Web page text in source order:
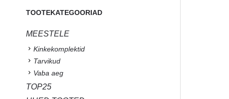
TOOTEKATEGOORIAD
MEESTELE
Kinkekomplektid
Tarvikud
Vaba aeg
TOP25